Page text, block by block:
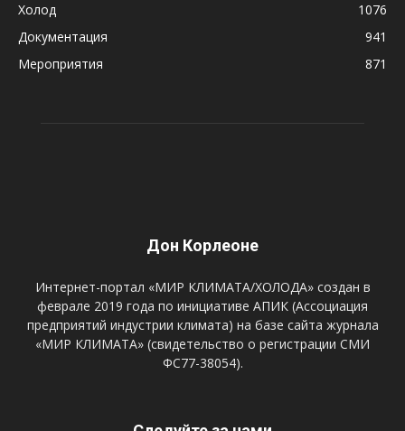
Холод
1076
Документация
941
Мероприятия
871
Дон Корлеоне
Интернет-портал «МИР КЛИМАТА/ХОЛОДА» создан в
феврале 2019 года по инициативе АПИК (Ассоциация
предприятий индустрии климата) на базе сайта журнала
«МИР КЛИМАТА» (свидетельство о регистрации СМИ
ФС77-38054).